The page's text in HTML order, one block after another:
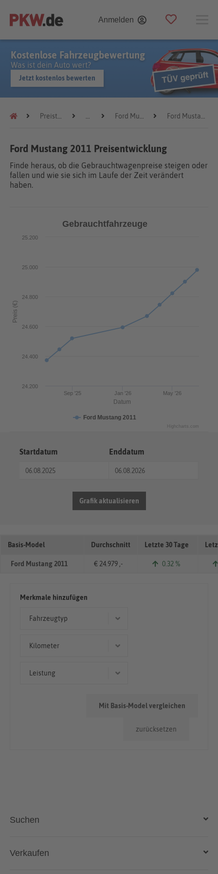
Anmelden
Kostenlose Fahrzeugbewertung
Was ist dein Auto wert?
Jetzt kostenlos bewerten
Preistrends Ford Mustang Ford Mustang 2011
Ford Mustang 2011 Preisentwicklung
Finde heraus, ob die Gebrauchtwagenpreise steigen oder
fallen und wie sie sich im Laufe der Zeit verändert
haben.
Datum
Preis (€)
Gebrauchtfahrzeuge
Ford Mustang 2011
Jan '26
Sep '25 May '26
24.400
24.600
24.800
25.000
24.200
25.200
Highcharts.com
Startdatum Enddatum
Grafik aktualisieren
Basis-Model Durchschnitt Letzte 30 Tage
Ford Mustang 2011 € 24.979 ,- 0.32 %
Merkmale hinzufügen
Fahrzeugtyp
Kilometer
50.000km - 100.000km
Leistung
zurücksetzen
Mit Basis-Model vergleichen
Suchen
Auto kaufen
Verkaufen